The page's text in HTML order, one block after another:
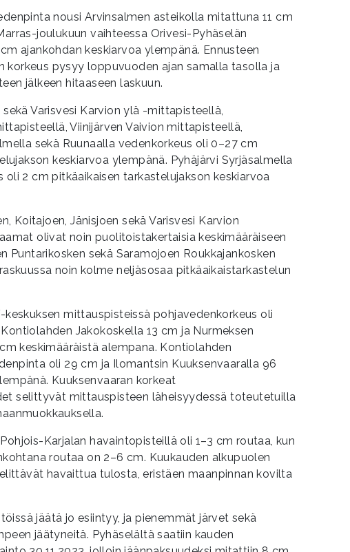
nousi Arvinsalmen asteikolla mitattuna 11 cm
joulukuun vaihteessa Orivesi-Pyhäselän
ajankohdan keskiarvoa ylempänä. Ennusteen
korkeus pysyy loppuvuoden ajan samalla tasolla ja
jälkeen hitaaseen laskuun.
Varisvesi Karvion ylä -mittapisteellä,
Viinijärven Vaivion mittapisteellä,
sekä Ruunaalla vedenkorkeus oli 0–27 cm
keskiarvoa ylempänä. Pyhäjärvi Syrjäsalmella
oli 2 cm pitkäaikaisen tarkastelujakson keskiarvoa
Koitajoen, Jänisjoen sekä Varisvesi Karvion
olivat noin puolitoistakertaisia keskimääräiseen
Puntarikosken sekä Saramojoen Roukkajankosken
noin kolme neljäsosaa pitkäaikaistarkastelun
keskuksen mittauspisteissä pohjavedenkorkeus oli
Jakokoskella 13 cm ja Nurmeksen
keskimääräistä alempana. Kontiolahden
oli 29 cm ja Ilomantsin Kuuksenvaaralla 96
Kuuksenvaaran korkeat
selittyvät mittauspisteen läheisyydessä toteutetuilla
Karjalan havaintopisteillä oli 1–3 cm routaa, kun
routaa on 2–6 cm. Kuukauden alkupuolen
havaittua tulosta, eristäen maanpinnan kovilta
jäätä jo esiintyy, ja pienemmät järvet sekä
jäätyneitä. Pyhäselältä saatiin kauden